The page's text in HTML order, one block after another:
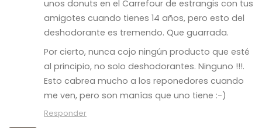
unos donuts en el Carrefour de estrangis con tus
amigotes cuando tienes 14 años, pero esto del
deshodorante es tremendo. Que guarrada.
Por cierto, nunca cojo ningún producto que esté
al principio, no solo deshodorantes. Ninguno !!!.
Esto cabrea mucho a los reponedores cuando
me ven, pero son manías que uno tiene :-)
Responder